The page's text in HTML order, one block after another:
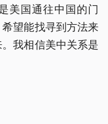
美国通往中国的门
望能找寻到方法来
我相信美中关系是